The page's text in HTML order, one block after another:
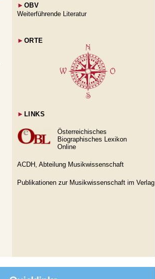
► OBV
Weiterführende Literatur
► ORTE
► LINKS
Österreichisches
Biographisches Lexikon
Online
ACDH, Abteilung Musikwissenschaft
Publikationen zur Musikwissenschaft im Verlag